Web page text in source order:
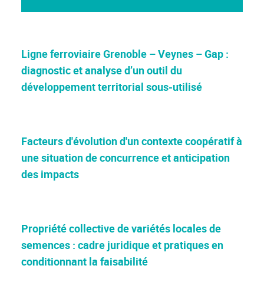
Ligne ferroviaire Grenoble – Veynes – Gap :
diagnostic et analyse d’un outil du
développement territorial sous-utilisé
Facteurs d'évolution d'un contexte coopératif à
une situation de concurrence et anticipation
des impacts
Propriété collective de variétés locales de
semences : cadre juridique et pratiques en
conditionnant la faisabilité